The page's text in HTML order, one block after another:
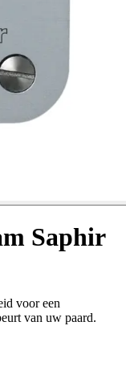
Saphir
voor een
van uw paard.